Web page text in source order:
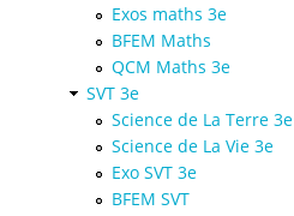
Exos maths 3e
BFEM Maths
QCM Maths 3e
SVT 3e
Science de La Terre 3e
Science de La Vie 3e
Exo SVT 3e
BFEM SVT